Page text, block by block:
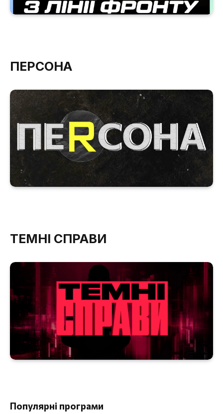
ПЕРСОНА
ТЕМНІ СПРАВИ
Популярні програми